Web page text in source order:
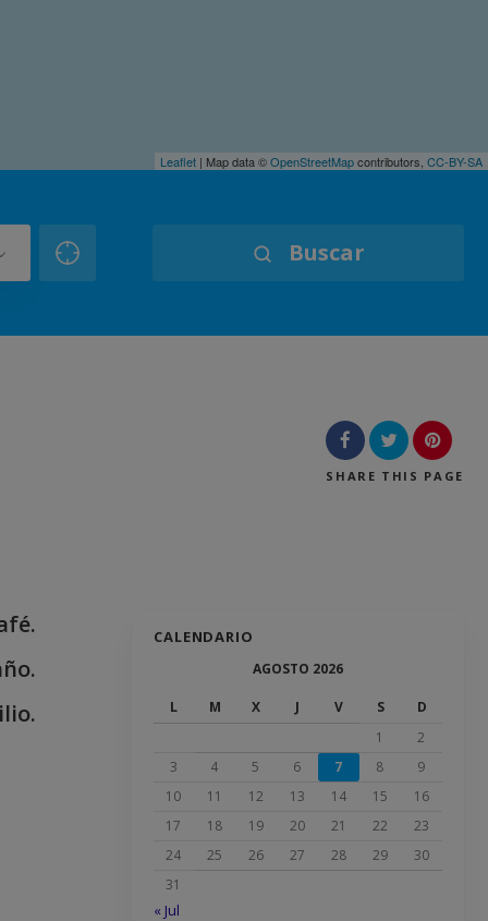
Leaflet | Map data ©OpenStreetMapcontributors, CC-BY-SA
Buscar
SHARE THIS PAGE
CALENDARIO
AGOSTO 2026
L M X J V S
D
1
2
3
4 5 6 7 8
9
10
11 12 13 14 15
16
17
18 19 20 21 22
23
24
25 26 27 28 29
30
31
« Jul